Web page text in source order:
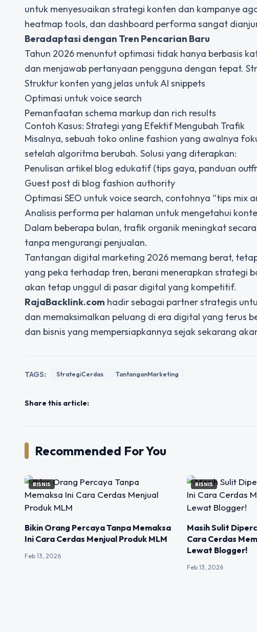
untuk menyesuaikan strategi konten dan kampanye
heatmap tools, dan dashboard performa sangat
Beradaptasi dengan Tren Pencarian Baru
Tahun 2026 menuntut optimasi tidak hanya berbasis
dan menjawab pertanyaan pengguna dengan tepat.
Struktur konten yang jelas untuk AI snippets
Optimasi untuk voice search
Pemanfaatan schema markup dan rich results
Contoh Kasus: Strategi yang Efektif Mengubah Trafik
Misalnya, sebuah toko online fashion yang awalnya
setelah algoritma berubah. Solusi yang diterapkan:
Penulisan artikel blog edukatif (tips gaya, panduan
Guest post di blog fashion authority
Optimasi SEO untuk voice search, contohnya “tips mix
Analisis performa per halaman untuk mengetahui
Dalam beberapa bulan, trafik organik meningkat
tanpa mengurangi penjualan.
Tantangan digital marketing 2026 memang berat,
yang peka terhadap tren, berani menerapkan strategi
akan tetap unggul di pasar digital yang kompetitif.
RajaBacklink.com hadir sebagai partner strategis
dan memaksimalkan peluang di era digital yang terus
dan bisnis yang mempersiapkannya sejak sekarang
TAGS: StrategiCerdas TantanganMarketing
Share this article:
Recommended For You
BISNIS
Bikin Orang Percaya Tanpa Memaksa
Ini Cara Cerdas Menjual Produk MLM
Feb 13, 2026
BISNIS
Masih Sulit
Cara Cerdas
Lewat Blogger!
Feb 13, 2026